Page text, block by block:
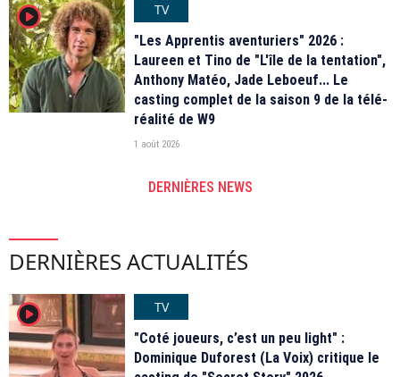
player2
TV
"Les Apprentis aventuriers" 2026 :
Laureen et Tino de "L'île de la tentation",
Anthony Matéo, Jade Leboeuf... Le
casting complet de la saison 9 de la télé-
réalité de W9
1 août 2026
DERNIÈRES NEWS
DERNIÈRES ACTUALITÉS
player2
TV
"Coté joueurs, c’est un peu light" :
Dominique Duforest (La Voix) critique le